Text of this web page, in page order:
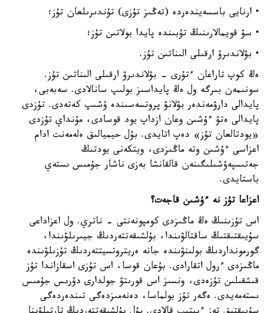
• ارنايى باسسەيندەردە (تەڭىز تۇزى) تۇندىرىلعان تۇز؛
• سۋ قويمالارىنىڭ تۇبىندە پايدا بولاتىن تۇز؛
• بۋلاندىرۋ ارقىلى الىناتىن تۇز.
ەڭ كوپ تاراعان ءتۇرى - بۋلاندىرۋ ارقىلى الىناتىن تۇز.
سونىمەن بىرگە ول ەڭ پايداسىز بولىپ سانالادى. سەبەبى،
پايدالى دارۋمەندەر بۋلانۋ پروتسەسىندە ۇشىپ كەتەدى. تۇزدى
پايدالى ەتۋ ءۇشىن وعان ازداپ يود قوسادى، مۇنداي تۇزدى
«يودتالعان تۇز» دەپ اتايدى. بۇل حيميالىق ەلەمەنت ادام
اعزاسى ءۇشىن وتە ماڭىزدى، ويتكەنى يودتىڭ
جەتىسپەۋشىلىگىنەن قالقانشا بەزى ناشار جۇمىس ىستەي
باستايدى.
اعزاعا تۇز نە ءۇشىن قاجەت؟
اس تۇزىنىڭ ەڭ ماڭىزدى كومپونەنتى - ناتري. ول اعزاداعى
سۇيىقتىقتىڭ ساقتالۋىندا، بۇلشىقەتتەردىڭ جيىرىلۋىندا،
گورمونداردىڭ بولىنۋىندە جانە ەريتروتسيتتەردىڭ تۇزىلۋىندە
ماڭىزدى ءرول اتقارادى. بۇعان قوسا، اس تۇزى اسقازاندا تۇز
قىشقىلىن تۇزەدى، ونسىز اس قورىتۋ جولدارى دۇرىس جۇمىس
ىستەمەيدى. ەگەر تۇز بولماسا، دەنەمىزدەگى تىندەردەگى